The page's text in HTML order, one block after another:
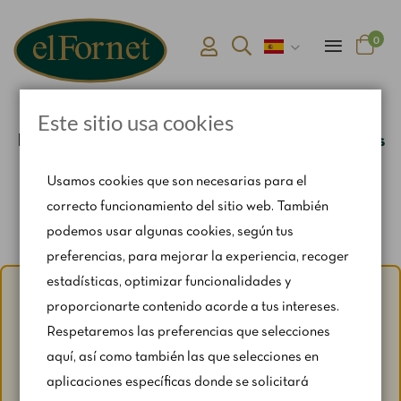
0
Bandejas dulces
periodo vacacional, se restringen ligeramente los horarios
y los fines de semana según disponibilidad.
catering@rosendomila.com
Este sitio usa cookies
Usamos cookies que son necesarias para el
correcto funcionamiento del sitio web. También
podemos usar algunas cookies, según tus
preferencias, para mejorar la experiencia, recoger
estadísticas, optimizar funcionalidades y
proporcionarte contenido acorde a tus intereses.
Respetaremos las preferencias que selecciones
aquí, así como también las que selecciones en
aplicaciones específicas donde se solicitará